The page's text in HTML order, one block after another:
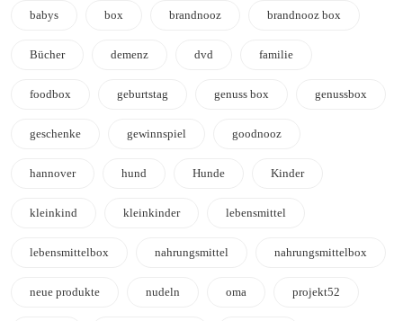
babys box brandnooz brandnooz box
Bücher demenz dvd familie
foodbox geburtstag genuss box genussbox
geschenke gewinnspiel goodnooz
hannover hund Hunde Kinder
kleinkind kleinkinder lebensmittel
lebensmittelbox nahrungsmittel nahrungsmittelbox
neue produkte nudeln oma projekt52